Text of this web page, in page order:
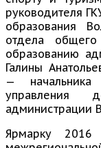
руководителя
образования
отдела
образованию
Галины
— начальника
управления
администрации
Ярмарку